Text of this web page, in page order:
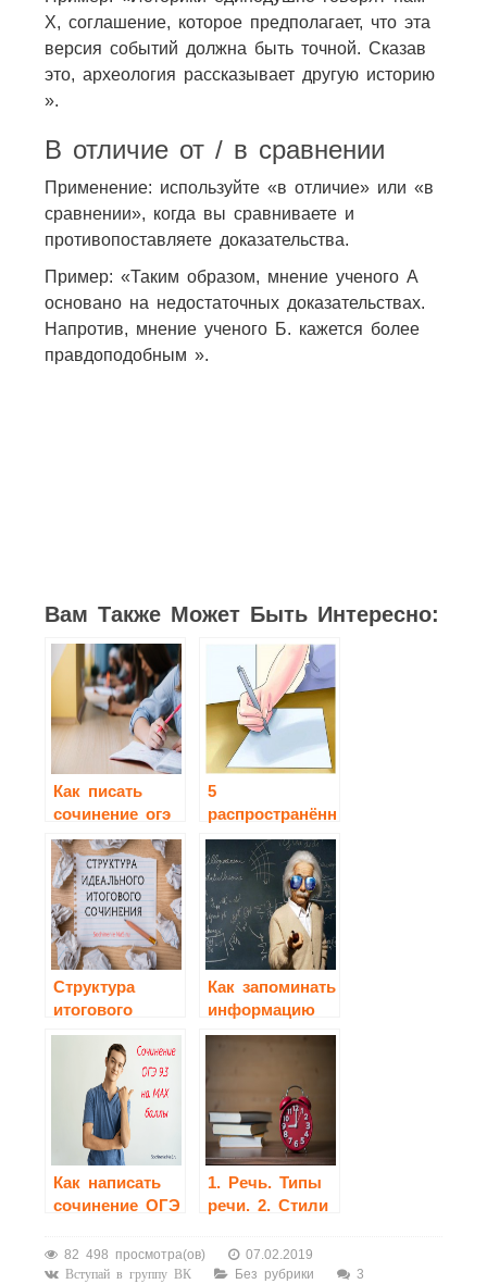
X, соглашение, которое предполагает, что эта
версия событий должна быть точной. Сказав
это, археология рассказывает другую историю
».
В отличие от / в сравнении
Применение: используйте «в отличие» или «в
сравнении», когда вы сравниваете и
противопоставляете доказательства.
Пример: «Таким образом, мнение ученого А
основано на недостаточных доказательствах.
Напротив, мнение ученого Б. кажется более
правдоподобным ».
Вам Также Может Быть Интересно:
Как писать
сочинение огэ
15.3?
5
распространённых
типов ошибок
при написании
сочинения
Структура
итогового
сочинения
Как запоминать
информацию
при подготовке
Как написать
сочинение ОГЭ
1. Речь. Типы
речи. 2. Стили
характеристика.
3.
82 498 просмотра(ов) 07.02.2019
Вступай в группу ВК Без рубрики
3